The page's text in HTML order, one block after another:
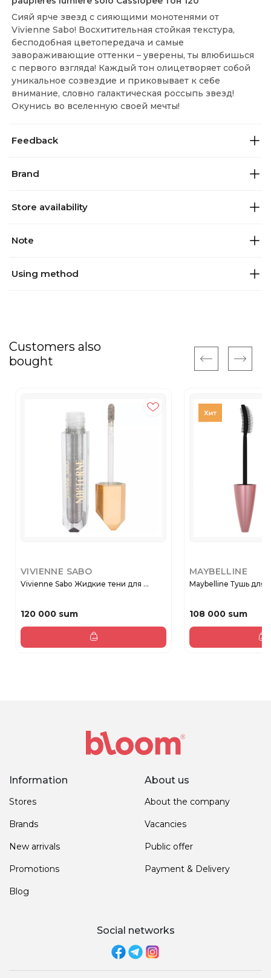
Сияй ярче звезд с сияющими монотенями от
Vivienne Sabo! Восхитительная стойкая текстура,
бесподобная цветопередача и самые
завораживающие оттенки – уверены, ты влюбишься
с первого взгляда! Каждый тон олицетворяет собой
уникальное созвездие и приковывает к себе
внимание, словно галактическая россыпь звезд!
Окунись во вселенную своей мечты!
Feedback
Brand
Store availability
Note
Using method
Customers also
bought
VIVIENNE SABO
Vivienne Sabo Жидкие тени для ...
120 000 sum
MAYBELLINE
Maybelline Тушь для
108 000 sum
Information
Stores
Brands
New arrivals
Promotions
Blog
About us
About the company
Vacancies
Public offer
Payment & Delivery
Social networks